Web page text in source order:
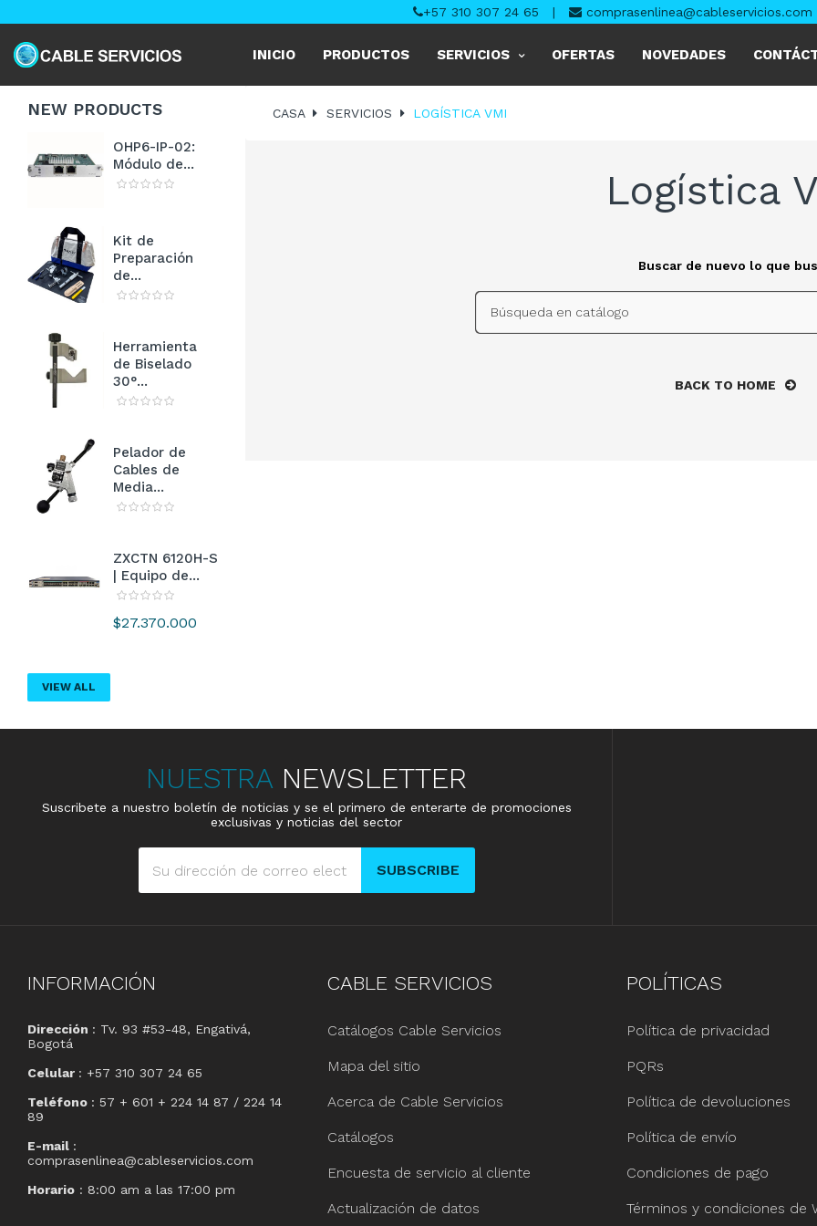
+57 310 307 24 65 | comprasenlinea@cableservicios.com
INICIO PRODUCTOS SERVICIOS OFERTAS NOVEDADES
NEW PRODUCTS
OHP6-IP-02:
Módulo de...
Kit de
Preparación
de...
Herramienta
de Biselado
30°...
Pelador de
Cables de
Media...
ZXCTN 6120H-S
| Equipo de...
Precio
$27.370.000
VIEW ALL
CASA SERVICIOS LOGÍSTICA VMI
Logística
Buscar de nuevo lo que
BACK TO HOME
NUESTRA NEWSLETTER
Suscribete a nuestro boletín de noticias y se el primero de enterarte de promociones
exclusivas y noticias del sector
SUBSCRIBE
INFORMACIÓN
Dirección : Tv. 93 #53-48, Engativá,
Bogotá
Celular : +57 310 307 24 65
Teléfono : 57 + 601 + 224 14 87 / 224 14
89
E-mail :
comprasenlinea@cableservicios.com
Horario : 8:00 am a las 17:00 pm
CABLE SERVICIOS
Catálogos Cable Servicios
Mapa del sitio
Acerca de Cable Servicios
Catálogos
Encuesta de servicio al cliente
Actualización de datos
POLÍTICAS
Política de privacidad
PQRs
Política de devoluciones
Política de envío
Condiciones de pago
Términos y condiciones de